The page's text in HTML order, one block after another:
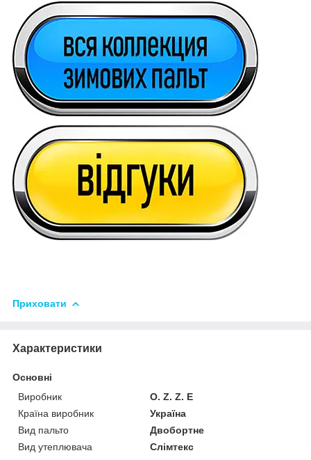
Приховати
Характеристики
Основні
Виробник
O. Z. Z. E
Країна виробник
Україна
Вид пальто
Двобортне
Вид утеплювача
Слімтекс